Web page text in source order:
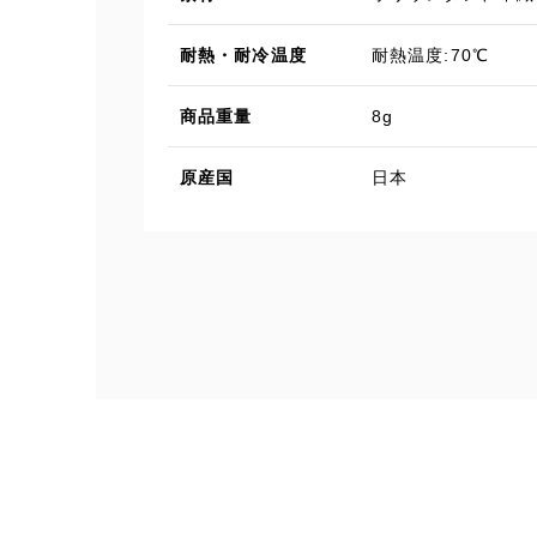
耐熱・耐冷温度 耐熱温度:70℃
商品重量 8g
原産国 日本